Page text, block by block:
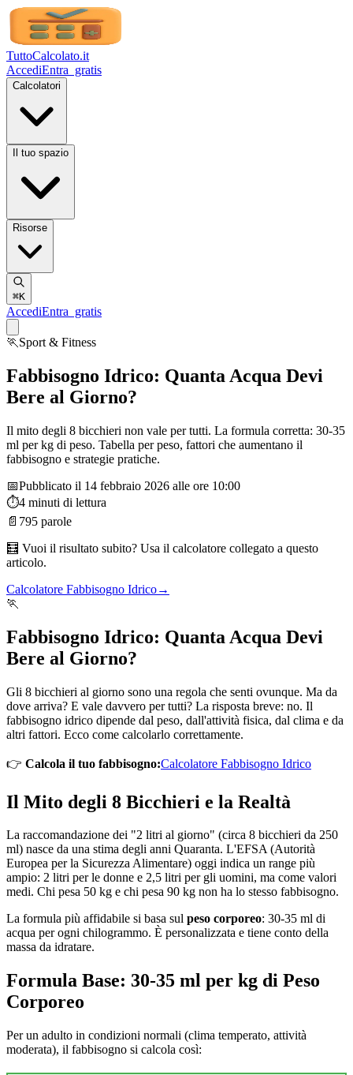
TuttoCalcolato.it
AccediEntra gratis
Calcolatori
Il tuo spazio
Risorse
⌘K
AccediEntra gratis
🏃 Sport & Fitness
Fabbisogno Idrico: Quanta Acqua Devi
Bere al Giorno?
Il mito degli 8 bicchieri non vale per tutti. La formula corretta: 30-35
ml per kg di peso. Tabella per peso, fattori che aumentano il
fabbisogno e strategie pratiche.
📅Pubblicato il 14 febbraio 2026 alle ore 10:00
⏱️4 minuti di lettura
📄 795 parole
🧮 Vuoi il risultato subito? Usa il calcolatore collegato a questo
articolo.
Calcolatore Fabbisogno Idrico→
🏃
Fabbisogno Idrico: Quanta Acqua Devi
Bere al Giorno?
Gli 8 bicchieri al giorno sono una regola che senti ovunque. Ma da
dove arriva? E vale davvero per tutti? La risposta breve: no. Il
fabbisogno idrico dipende dal peso, dall'attività fisica, dal clima e da
altri fattori. Ecco come calcolarlo correttamente.
👉 Calcola il tuo fabbisogno:Calcolatore Fabbisogno Idrico
Il Mito degli 8 Bicchieri e la Realtà
La raccomandazione dei "2 litri al giorno" (circa 8 bicchieri da 250
ml) nasce da una stima degli anni Quaranta. L'EFSA (Autorità
Europea per la Sicurezza Alimentare) oggi indica un range più
ampio: 2 litri per le donne e 2,5 litri per gli uomini, ma come valori
medi. Chi pesa 50 kg e chi pesa 90 kg non ha lo stesso fabbisogno.
La formula più affidabile si basa sul peso corporeo: 30-35 ml di
acqua per ogni chilogrammo. È personalizzata e tiene conto della
massa da idratare.
Formula Base: 30-35 ml per kg di Peso
Corporeo
Per un adulto in condizioni normali (clima temperato, attività
moderata), il fabbisogno si calcola così: